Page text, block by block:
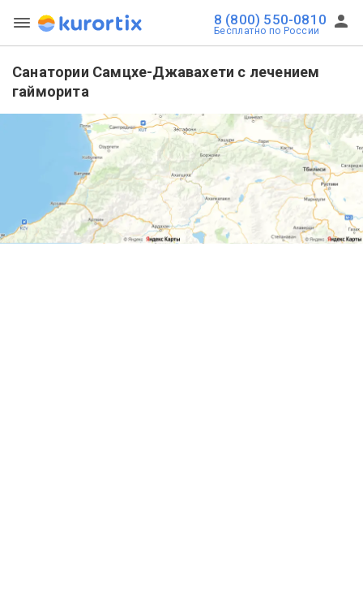
8 (800) 550-0810
Бесплатно по России
Санатории Самцхе-Джавахети с лечением
гайморита